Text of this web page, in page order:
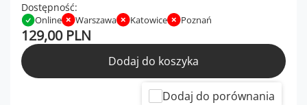
Dostępność:
Online Warszawa Katowice Poznań
129,00 PLN
Dodaj do koszyka
Dodaj do porównania